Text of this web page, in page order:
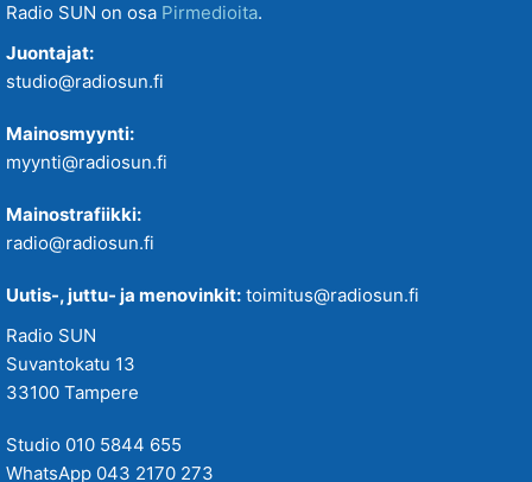
Radio SUN on osa Pirmedioita.
Juontajat:
studio@radiosun.fi
Mainosmyynti:
myynti@radiosun.fi
Mainostrafiikki:
radio@radiosun.fi
Uutis-, juttu- ja menovinkit: toimitus@radiosun.fi
Radio SUN
Suvantokatu 13
33100 Tampere
Studio 010 5844 655
WhatsApp 043 2170 273